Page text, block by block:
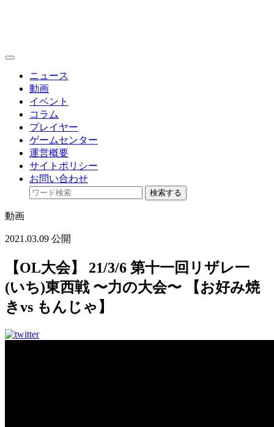
toggle
ニュース
動画
イベント
コラム
プレイヤー
ゲームセンター
運営概要
サイトポリシー
お問い合わせ
検索する
動画
2021.03.09 公開
【OL大会】 21/3/6 第十一回リザレ一
(いち)東西戦 〜力の大会〜 【お好み焼
きvs もんじゃ】